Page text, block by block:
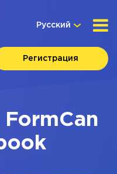
Русский
Регистрация
FormCan